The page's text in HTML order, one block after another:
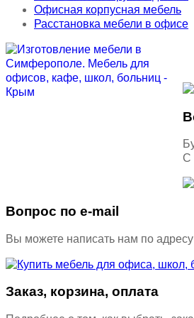
Офисная корпусная мебель
Расстановка мебели в офисе
С
Вопрос по e-mail
Вы можете написать нам по адресу
Заказ, корзина, оплата